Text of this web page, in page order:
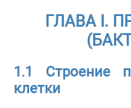
ГЛАВА I.
1.1 Строение
клетки